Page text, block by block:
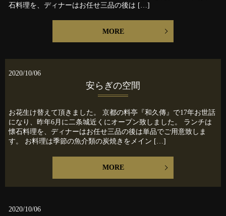
石料理を、ディナーはお任せ三品の後は […]
MORE
2020/10/06
安らぎの空間
お花生け替えて頂きました。 京都の料亭『和久傳』で17年お世話
になり、昨年6月に二条城近くにオープン致しました。 ランチは
懐石料理を、ディナーはお任せ三品の後は単品でご用意致しま
す。 お料理は季節の魚介類の炭焼きをメイン […]
MORE
2020/10/06